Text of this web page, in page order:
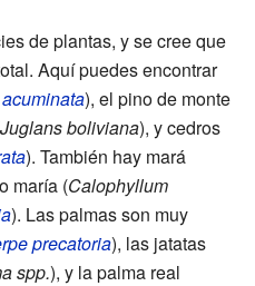
de plantas, y se cree que
Aquí puedes encontrar
), el pino de monte
Juglans boliviana), y cedros
). También hay mará
maría (Calophyllum
). Las palmas son muy
precatoria), las jatatas
spp.), y la palma real